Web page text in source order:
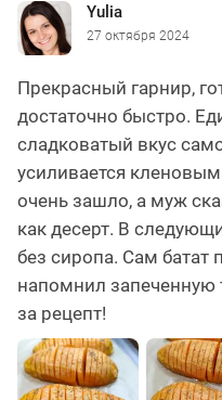
Yulia
27 октября 2024
Прекрасный гарнир,
достаточно быстро.
сладковатый вкус
усиливается
очень зашло, а муж
как десерт. В
без сиропа. Сам батат
напомнил запеченную
за рецепт!